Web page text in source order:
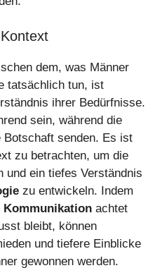
dem, was Männer
tatsächlich tun, ist
ihrer Bedürfnisse.
sein, während die
Botschaft senden. Es ist
zu betrachten, um die
und ein tiefes Verständnis
zu entwickeln. Indem
Kommunikation achtet
bleibt, können
und tiefere Einblicke
gewonnen werden.